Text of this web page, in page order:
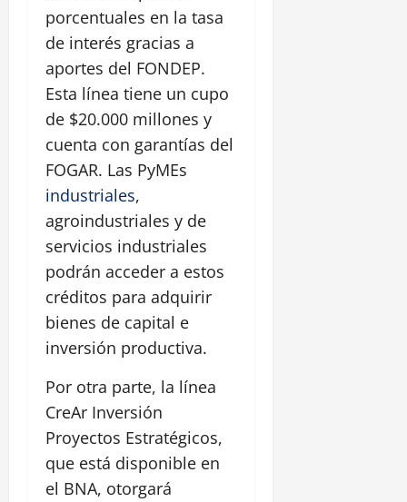
porcentuales en la tasa
de interés gracias a
aportes del FONDEP.
Esta línea tiene un cupo
de $20.000 millones y
cuenta con garantías del
FOGAR. Las PyMEs
industriales,
agroindustriales y de
servicios industriales
podrán acceder a estos
créditos para adquirir
bienes de capital e
inversión productiva.
Por otra parte, la línea
CreAr Inversión
Proyectos Estratégicos,
que está disponible en
el BNA, otorgará